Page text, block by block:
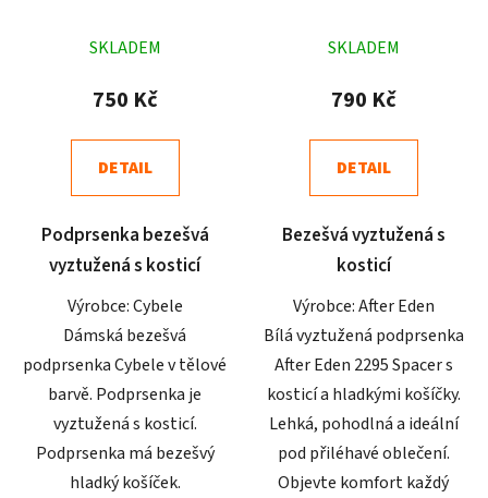
hodnocení
produktu
5,0
z
hvězdiček.
SKLADEM
750 Kč
DETAIL
Podprsenka bezešvá
vyztužená s kosticí
Výrobce: Cybele
Dámská bezešvá
podprsenka Cybele v tělové
barvě. Podprsenka je
vyztužená s kosticí.
Podprsenka má bezešvý
hladký košíček.
hodnocení
produktu
5,0
z
hvězdiček.
SKLADEM
790 Kč
DETAIL
Bezešvá vyztužená s
kosticí
Výrobce: After Eden
Bílá vyztužená podprsenka
After Eden 2295 Spacer s
kosticí a hladkými košíčky.
Lehká, pohodlná a ideální
pod přiléhavé oblečení.
Objevte komfort každý